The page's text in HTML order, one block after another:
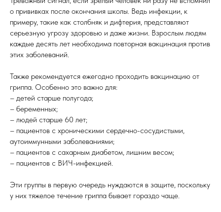
о прививках после окончания школы. Ведь инфекции, к
примеру, такие как столбняк и дифтерия, представляют
серьезную угрозу здоровью и даже жизни. Взрослым людям
каждые десять лет необходима повторная вакцинация против
этих заболеваний.
Также рекомендуется ежегодно проходить вакцинацию от
гриппа. Особенно это важно для:
– детей старше полугода;
– беременных;
– людей старше 60 лет;
– пациентов с хроническими сердечно-сосудистыми,
аутоиммунными заболеваниями;
– пациентов с сахарным диабетом, лишним весом;
– пациентов с ВИЧ-инфекцией.
Эти группы в первую очередь нуждаются в защите, поскольку
у них тяжелое течение гриппа бывает гораздо чаще.